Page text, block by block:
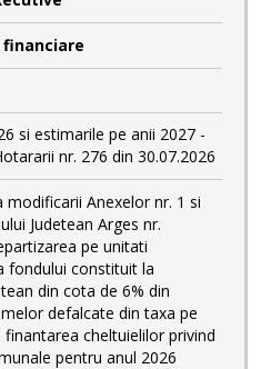
si estimarile pe anii 2027 -
nr. 276 din 30.07.2026
Anexelor nr. 1 si
Judetean Arges nr.
pe unitati
fondului constituit la
din cota de 6% din
defalcate din taxa pe
cheltuielilor privind
pentru anul 2026